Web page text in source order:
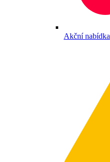
Akční nabídka